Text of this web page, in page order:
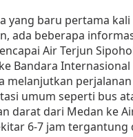
yang baru pertama
ada beberapa
Air Terjun
Bandara
melanjutkan
umum seperti bus
darat dari Medan ke
6-7 jam tergantung
Tempat Makan di